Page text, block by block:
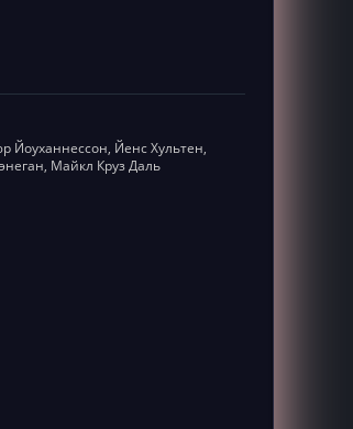
Йенс Хультен,
Майкл Круз Даль